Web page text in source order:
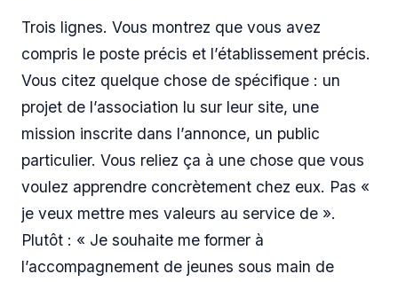
Trois lignes. Vous montrez que vous avez
compris le poste précis et l’établissement précis.
Vous citez quelque chose de spécifique : un
projet de l’association lu sur leur site, une
mission inscrite dans l’annonce, un public
particulier. Vous reliez ça à une chose que vous
voulez apprendre concrètement chez eux. Pas «
je veux mettre mes valeurs au service de ».
Plutôt : « Je souhaite me former à
l’accompagnement de jeunes sous main de